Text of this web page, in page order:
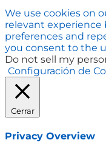
We use cookies on
relevant
preferences and
you consent to the
Do not sell my
Configuración de
Cerrar
Privacy Overview